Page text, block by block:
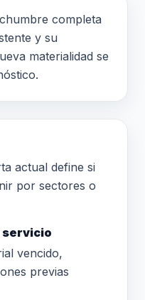
completa
y su
materialidad se
actual define si
por sectores o
servicio
vencido,
previas